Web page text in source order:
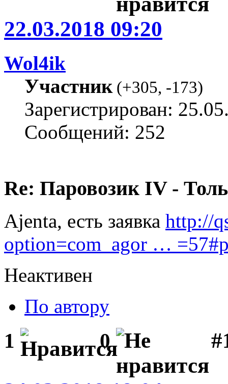
22.03.2018 09:20
Wol4ik
Участник(+305, -173)
Зарегистрирован:
Сообщений: 252
Re: Паровозик IV -
Ajenta, есть заявка http://
option=com_agor …
Неактивен
По автору
1 0